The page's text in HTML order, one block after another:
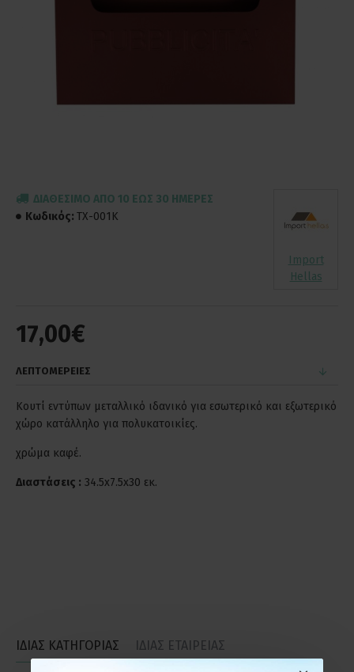
17,00€
ΔΙΑΘΈΣΙΜΟ ΑΠΌ 10 ΈΩΣ 30 ΗΜΈΡΕΣ
Κωδικός: TX-001K
Import
Hellas
ΛΕΠΤΟΜΕΡΕΙΕΣ
Κουτί εντύπων μεταλλικό ιδανικό για εσωτερικό και εξωτερικό
χώρο κατάλληλο για πολυκατοικίες.
χρώμα καφέ.
Διαστάσεις : 34.5x7.5x30 εκ.
ΙΔΙΑΣ ΚΑΤΗΓΟΡΙΑΣ ΙΔΙΑΣ ΕΤΑΙΡΕΙΑΣ